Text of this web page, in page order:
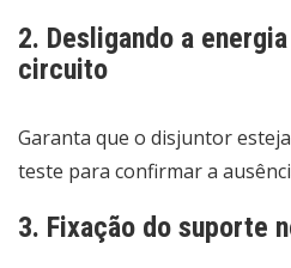
2. Desligando a
circuito
Garanta que o disjuntor
teste para confirmar a
3. Fixação do suporte